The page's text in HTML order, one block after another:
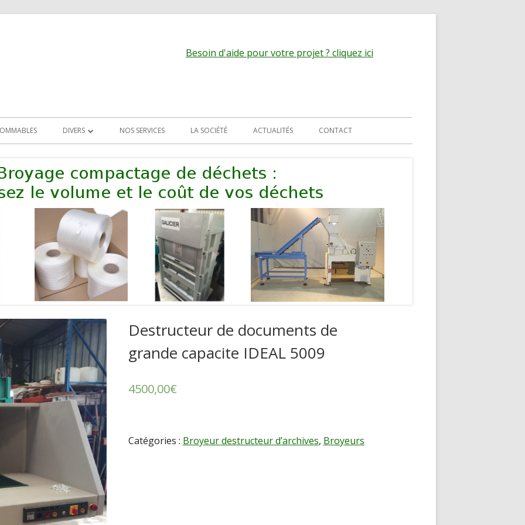
Besoin d'aide pour votre projet ? cliquez ici
DIVERS
EVACUATION DES PRODUITS TRANSPORT PNEUMATIQUE
NOS SERVICES LA SOCIÉTÉ ACTUALITÉS CONTACT
Destructeur de documents de
grande capacite IDEAL 5009
4500,00€
Catégories : Broyeur destructeur d’archives, Broyeurs